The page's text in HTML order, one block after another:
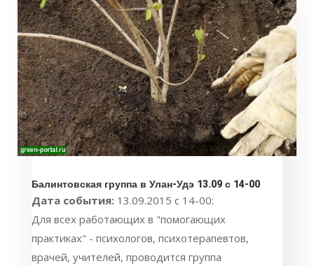
Балинтовская группа в Улан-Удэ 13.09 с 14-00
Дата события: 13.09.2015 с 14-00:
Для всех работающих в "помогающих
практиках" - психологов, психотерапевтов,
врачей, учителей, проводится группа